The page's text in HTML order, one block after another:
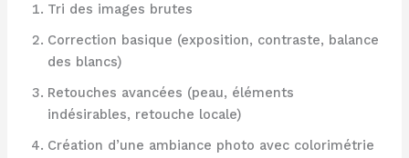
Tri des images brutes
Correction basique (exposition, contraste, balance
des blancs)
Retouches avancées (peau, éléments
indésirables, retouche locale)
Création d’une ambiance photo avec colorimétrie